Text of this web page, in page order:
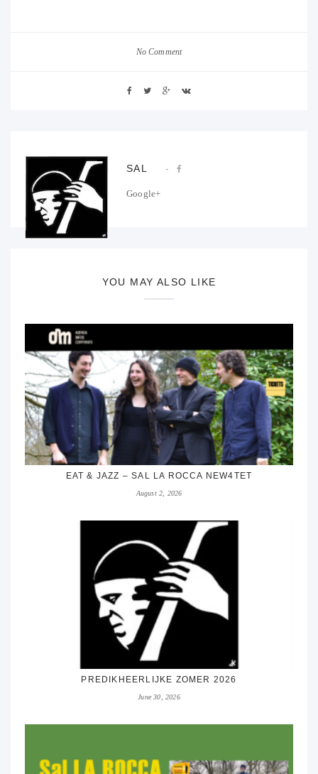
No Comment
SAL
Google+
YOU MAY ALSO LIKE
EAT & JAZZ – SAL LA ROCCA NEW4TET
August 2, 2026
PREDIKHEERLIJKE ZOMER 2026
June 30, 2026